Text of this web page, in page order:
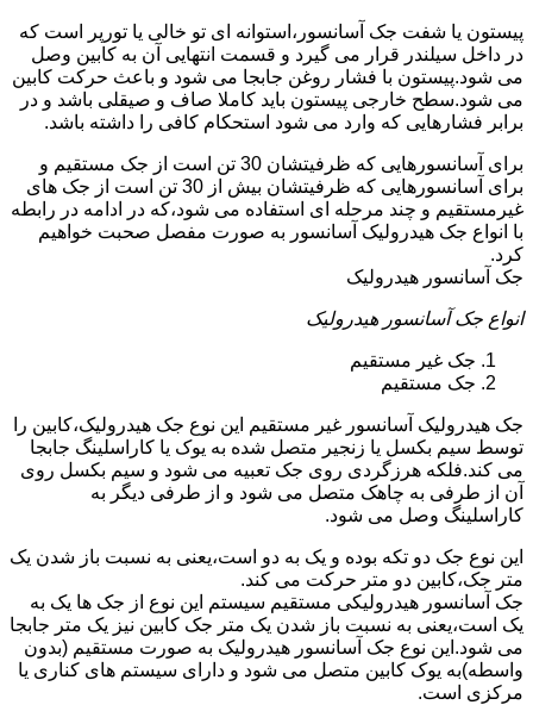
پیستون یا شفت جک آسانسور،استوانه ای تو خالی یا تورپر است که
در داخل سیلندر قرار می گیرد و قسمت انتهایی آن به کابین وصل
می شود.پیستون با فشار روغن جابجا می شود و باعث حرکت کابین
می شود.سطح خارجی پیستون باید کاملا صاف و صیقلی باشد و در
برابر فشارهایی که وارد می شود استحکام کافی را داشته باشد.
برای آسانسورهایی که ظرفیتشان 30 تن است از جک مستقیم و
برای آسانسورهایی که ظرفیتشان بیش از 30 تن است از جک های
غیرمستقیم و چند مرحله ای استفاده می شود،که در ادامه در رابطه
با انواع جک هیدرولیک آسانسور به صورت مفصل صحبت خواهیم
کرد.
جک آسانسور هیدرولیک
انواع جک آسانسور هیدرولیک
جک غیر مستقیم
جک مستقیم
جک هیدرولیک آسانسور غیر مستقیم این نوع جک هیدرولیک،کابین را
توسط سیم بکسل یا زنجیر متصل شده به یوک یا کاراسلینگ جابجا
می کند.فلکه هرزگردی روی جک تعبیه می شود و سیم بکسل روی
آن از طرفی به چاهک متصل می شود و از طرفی دیگر به
کاراسلینگ وصل می شود.
این نوع جک دو تکه بوده و یک به دو است،یعنی به نسبت باز شدن یک
متر جک،کابین دو متر حرکت می کند.
جک آسانسور هیدرولیکی مستقیم سیستم این نوع از جک ها یک به
یک است،یعنی به نسبت باز شدن یک متر جک کابین نیز یک متر جابجا
می شود.این نوع جک آسانسور هیدرولیک به صورت مستقیم (بدون
واسطه)به یوک کابین متصل می شود و دارای سیستم های کناری یا
مرکزی است.